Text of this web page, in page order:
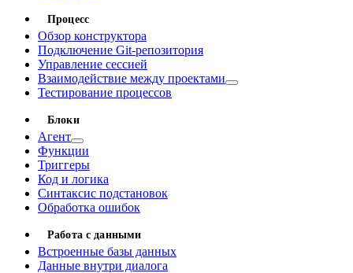
Процесс
Обзор конструктора
Подключение Git-репозитория
Управление сессией
Взаимодействие между проектами
Тестирование процессов
Блоки
Агент
Функции
Триггеры
Код и логика
Синтаксис подстановок
Обработка ошибок
Работа с данными
Встроенные базы данных
Данные внутри диалога